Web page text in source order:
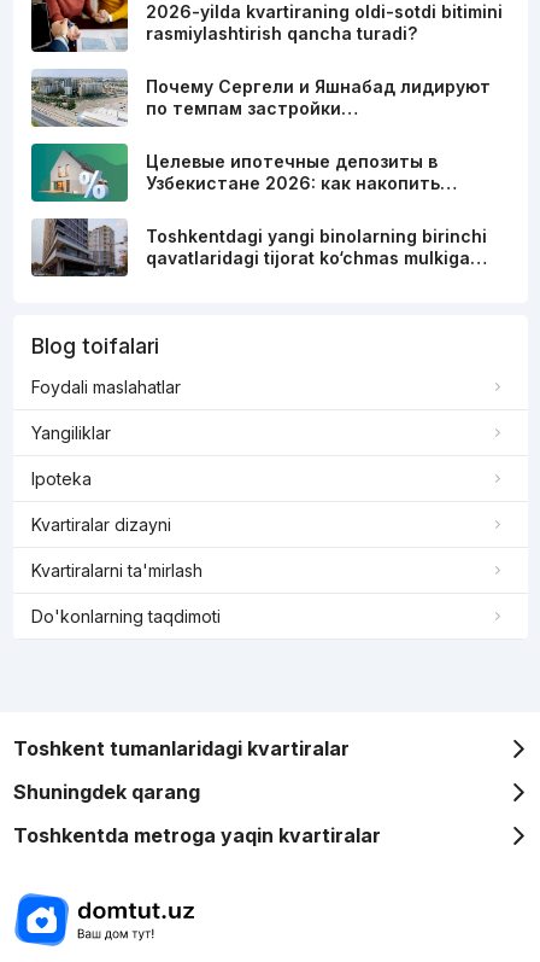
2026-yilda kvartiraning oldi-sotdi bitimini
rasmiylashtirish qancha turadi?
Почему Сергели и Яшнабад лидируют
по темпам застройки…
Целевые ипотечные депозиты в
Узбекистане 2026: как накопить…
Toshkentdagi yangi binolarning birinchi
qavatlaridagi tijorat ko‘chmas mulkiga…
Blog toifalari
Foydali maslahatlar
Yangiliklar
Ipoteka
Kvartiralar dizayni
Kvartiralarni ta'mirlash
Do'konlarning taqdimoti
Toshkent tumanlaridagi kvartiralar
Shuningdek qarang
Toshkentda metroga yaqin kvartiralar